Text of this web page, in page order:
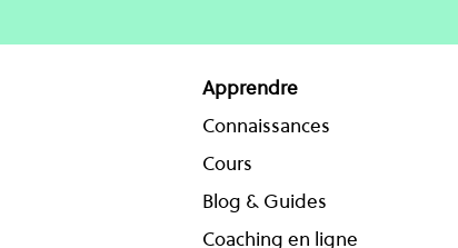
Apprendre
Connaissances
Cours
Blog & Guides
Coaching en ligne